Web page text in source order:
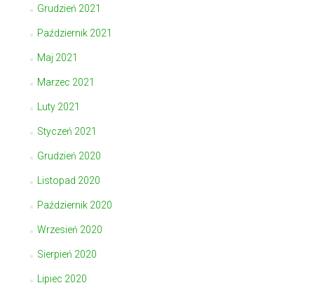
Grudzień 2021
Październik 2021
Maj 2021
Marzec 2021
Luty 2021
Styczeń 2021
Grudzień 2020
Listopad 2020
Październik 2020
Wrzesień 2020
Sierpień 2020
Lipiec 2020